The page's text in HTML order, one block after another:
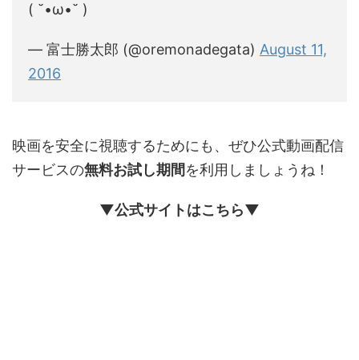
( ˘•ω•˘ )
— 富士勝太郎 (@oremonadegata) August 11,
2016
映画を安全に視聴するためにも、ぜひ公式動画配信
サービスの無料お試し期間を利用しましょうね！
▼公式サイトはこちら▼